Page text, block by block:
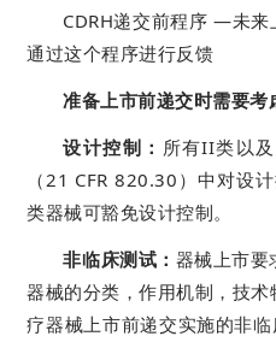
CDRH递交前程序 —未来
通过这个程序进行反馈
准备上市前递交时需要考
设计控制： 所有II类以
（21 CFR 820.30）中对设
类器械可豁免设计控制。
非临床测试： 器械上市要
器械的分类，作用机制，技
疗器械上市前递交实施的非